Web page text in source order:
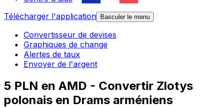
Télécharger l'application
Basculer le menu
Convertisseur de devises
Graphiques de change
Alertes de taux
Envoyer de l'argent
5 PLN en AMD - Convertir Zlotys
polonais en Drams arméniens